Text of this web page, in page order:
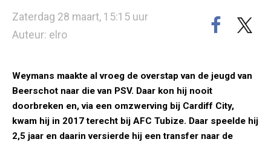
Zaterdag 28 maart, 15:15 uur
Auteur: elro
Weymans maakte al vroeg de overstap van de jeugd van
Beerschot naar die van PSV. Daar kon hij nooit
doorbreken en, via een omzwerving bij Cardiff City,
kwam hij in 2017 terecht bij AFC Tubize. Daar speelde hij
2,5 jaar en daarin versierde hij een transfer naar de